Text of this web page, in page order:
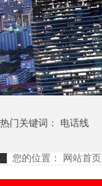
热门关键词： 电话线
您的位置： 网站首页